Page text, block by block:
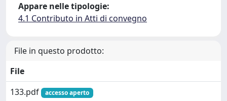
Appare nelle tipologie:
4.1 Contributo in Atti di convegno
File in questo prodotto:
File
133.pdf
accesso aperto